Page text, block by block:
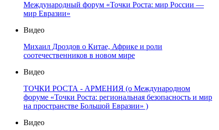
Международный форум «Точки Роста: мир России —
мир Евразии»
Видео
Михаил Дроздов о Китае, Африке и роли
соотечественников в новом мире
Видео
ТОЧКИ РОСТА - АРМЕНИЯ (о Международном
форуме «Точки Роста: региональная безопасность и мир
на пространстве Большой Евразии» )
Видео